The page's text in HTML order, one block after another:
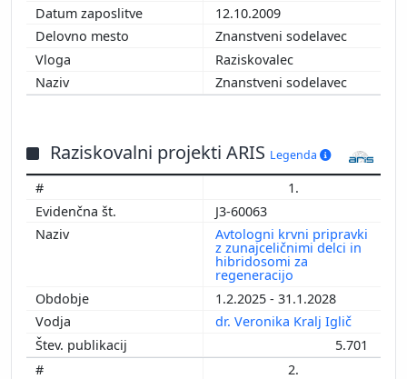
12.10.2009
Znanstveni sodelavec
Raziskovalec
Znanstveni sodelavec
Raziskovalni projekti ARIS Legenda
1.
J3-60063
Avtologni krvni pripravki
z zunajceličnimi delci in
hibridosomi za
regeneracijo
1.2.2025 - 31.1.2028
dr. Veronika Kralj Iglič
5.701
2.